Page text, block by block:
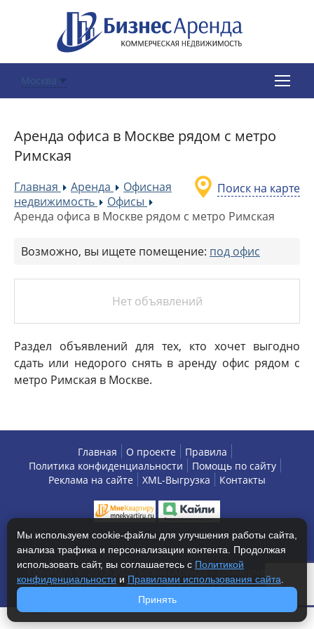
Москва
Аренда офиса в Москве рядом с метро
Римская
Поиск на карте
Главная »
Аренда »Офисная
недвижимость
»Офисы
Аренда офиса в Москве рядом с метро Римская
Возможно, вы ищете помещение: под офис
Нет объявлений
Раздел объявлений для тех, кто хочет выгодно
сдать или недорого снять в аренду офис рядом с
метро Римская в Москве.
Главная О проекте
Правила
Политика конфиденциальности
Помощь по сайту
Реклама на сайте
XML-Выгрузка Контакты
Copyright © 2013-2026 БизнесАренда - коммерческая
недвижимость, г. Москва. Все права защищены.
Мы используем cookie-файлы для улучшения работы сайта,
анализа трафика и персонализации контента. Продолжая
использовать сайт, вы соглашаетесь с Политикой
конфиденциальности и Правилами использования сайта
Принять